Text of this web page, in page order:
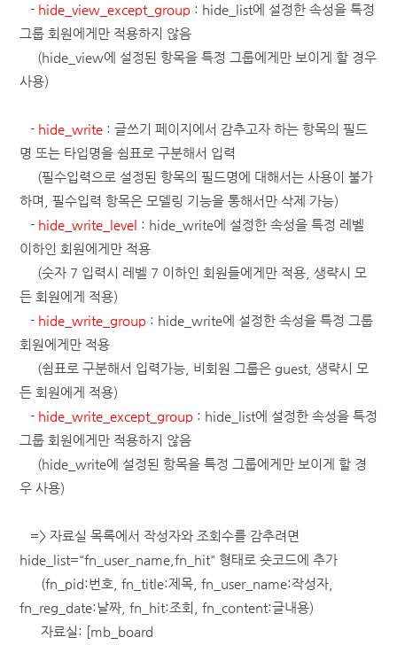
- hide_view_except_group : hide_list에 설정한 속성을 특정
그룹 회원에게만 적용하지 않음
(hide_view에 설정된 항목을 특정 그룹에게만 보이게 할 경우
사용)
- hide_write : 글쓰기 페이지에서 감추고자 하는 항목의 필드
명 또는 타입명을 쉼표로 구분해서 입력
(필수입력으로 설정된 항목의 필드명에 대해서는 사용이 불가
하며, 필수입력 항목은 모델링 기능을 통해서만 삭제 가능)
- hide_write_level : hide_write에 설정한 속성을 특정 레벨
이하인 회원에게만 적용
(숫자 7 입력시 레벨 7 이하인 회원들에게만 적용, 생략시 모
든 회원에게 적용)
- hide_write_group : hide_write에 설정한 속성을 특정 그룹
회원에게만 적용
(쉼표로 구분해서 입력가능, 비회원 그룹은 guest, 생략시 모
든 회원에게 적용)
- hide_write_except_group : hide_list에 설정한 속성을 특정
그룹 회원에게만 적용하지 않음
(hide_write에 설정된 항목을 특정 그룹에게만 보이게 할 경
우 사용)
=> 자료실 목록에서 작성자와 조회수를 감추려면
hide_list="fn_user_name,fn_hit" 형태로 숏코드에 추가
(fn_pid:번호, fn_title:제목, fn_user_name:작성자,
fn_reg_date:날짜, fn_hit:조회, fn_content:글내용)
자료실: [mb_board